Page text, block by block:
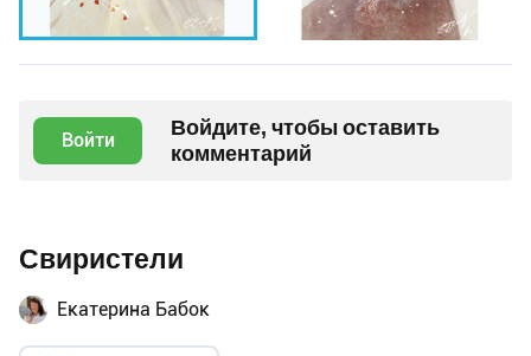
Войти
Войдите, чтобы оставить
комментарий
Свиристели
Екатерина Бабок